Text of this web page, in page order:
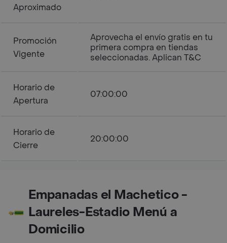
Aproximado
Promoción
Vigente
Aprovecha el envío gratis en tu
primera compra en tiendas
seleccionadas. Aplican T&C
Horario de
Apertura
07:00:00
Horario de
Cierre
20:00:00
Empanadas el Machetico -
Laureles-Estadio Menú a
Domicilio